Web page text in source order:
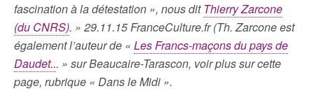
fascination à la détestation », nous ditThierry Zarcone
(du CNRS). » 29.11.15 FranceCulture.fr (Th. Zarcone est
également l’auteur de « Les Francs-maçons du pays de
Daudet... » sur Beaucaire-Tarascon, voir plus sur cette
page, rubrique « Dans le Midi ».